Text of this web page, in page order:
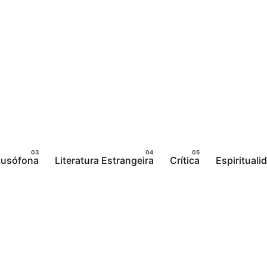
Literatura Estrangeira Crítica